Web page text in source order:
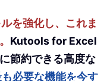
を強化し、これま
Kutools for Excel
節約できる高度な
必要な機能を今す